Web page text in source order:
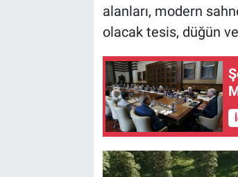
alanları, modern
olacak tesis, düğün